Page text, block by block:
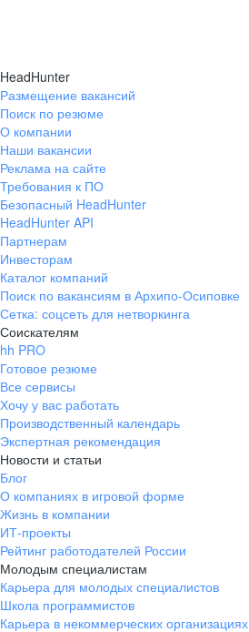
HeadHunter
Размещение вакансий
Поиск по резюме
О компании
Наши вакансии
Реклама на сайте
Требования к ПО
Безопасный HeadHunter
HeadHunter API
Партнерам
Инвесторам
Каталог компаний
Поиск по вакансиям в Архипо-Осиповке
Сетка: соцсеть для нетворкинга
Соискателям
hh PRO
Готовое резюме
Все сервисы
Хочу у вас работать
Производственный календарь
Экспертная рекомендация
Новости и статьи
Блог
О компаниях в игровой форме
Жизнь в компании
ИТ-проекты
Рейтинг работодателей России
Молодым специалистам
Карьера для молодых специалистов
Школа программистов
Карьера в некоммерческих организациях